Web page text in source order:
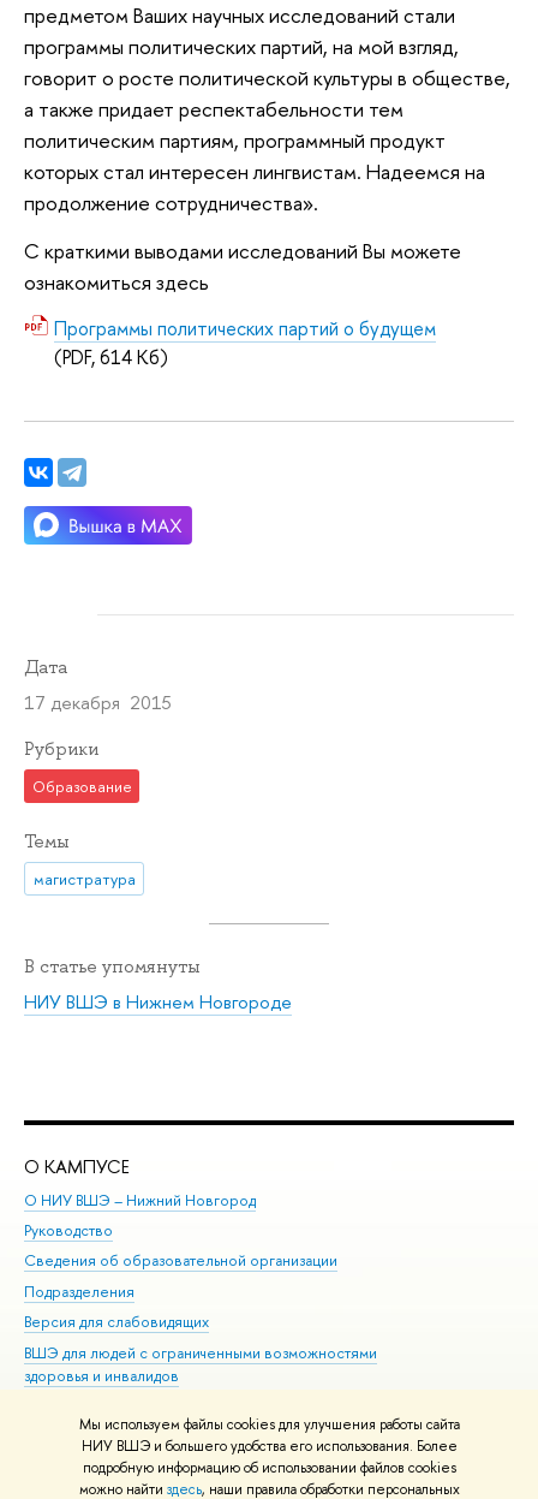
Мы используем файлы cookies для улучшения работы сайта
НИУ ВШЭ и большего удобства его использования. Более
подробную информацию об использовании файлов cookies
можно найти здесь, наши правила обработки персональных
предметом Ваших научных исследований стали
программы политических партий, на мой взгляд,
говорит о росте политической культуры в обществе,
а также придает респектабельности тем
политическим партиям, программный продукт
которых стал интересен лингвистам. Надеемся на
продолжение сотрудничества».
С краткими выводами исследований Вы можете
ознакомиться здесь
Программы политических партий о будущем
(PDF, 614 Кб)
Дата
17 декабря 2015
Рубрики
Образование
Темы
магистратура
В статье упомянуты
НИУ ВШЭ в Нижнем Новгороде
О КАМПУСЕ
О НИУ ВШЭ – Нижний Новгород
Руководство
Сведения об образовательной организации
Подразделения
Версия для слабовидящих
ВШЭ для людей с ограниченными возможностями
здоровья и инвалидов